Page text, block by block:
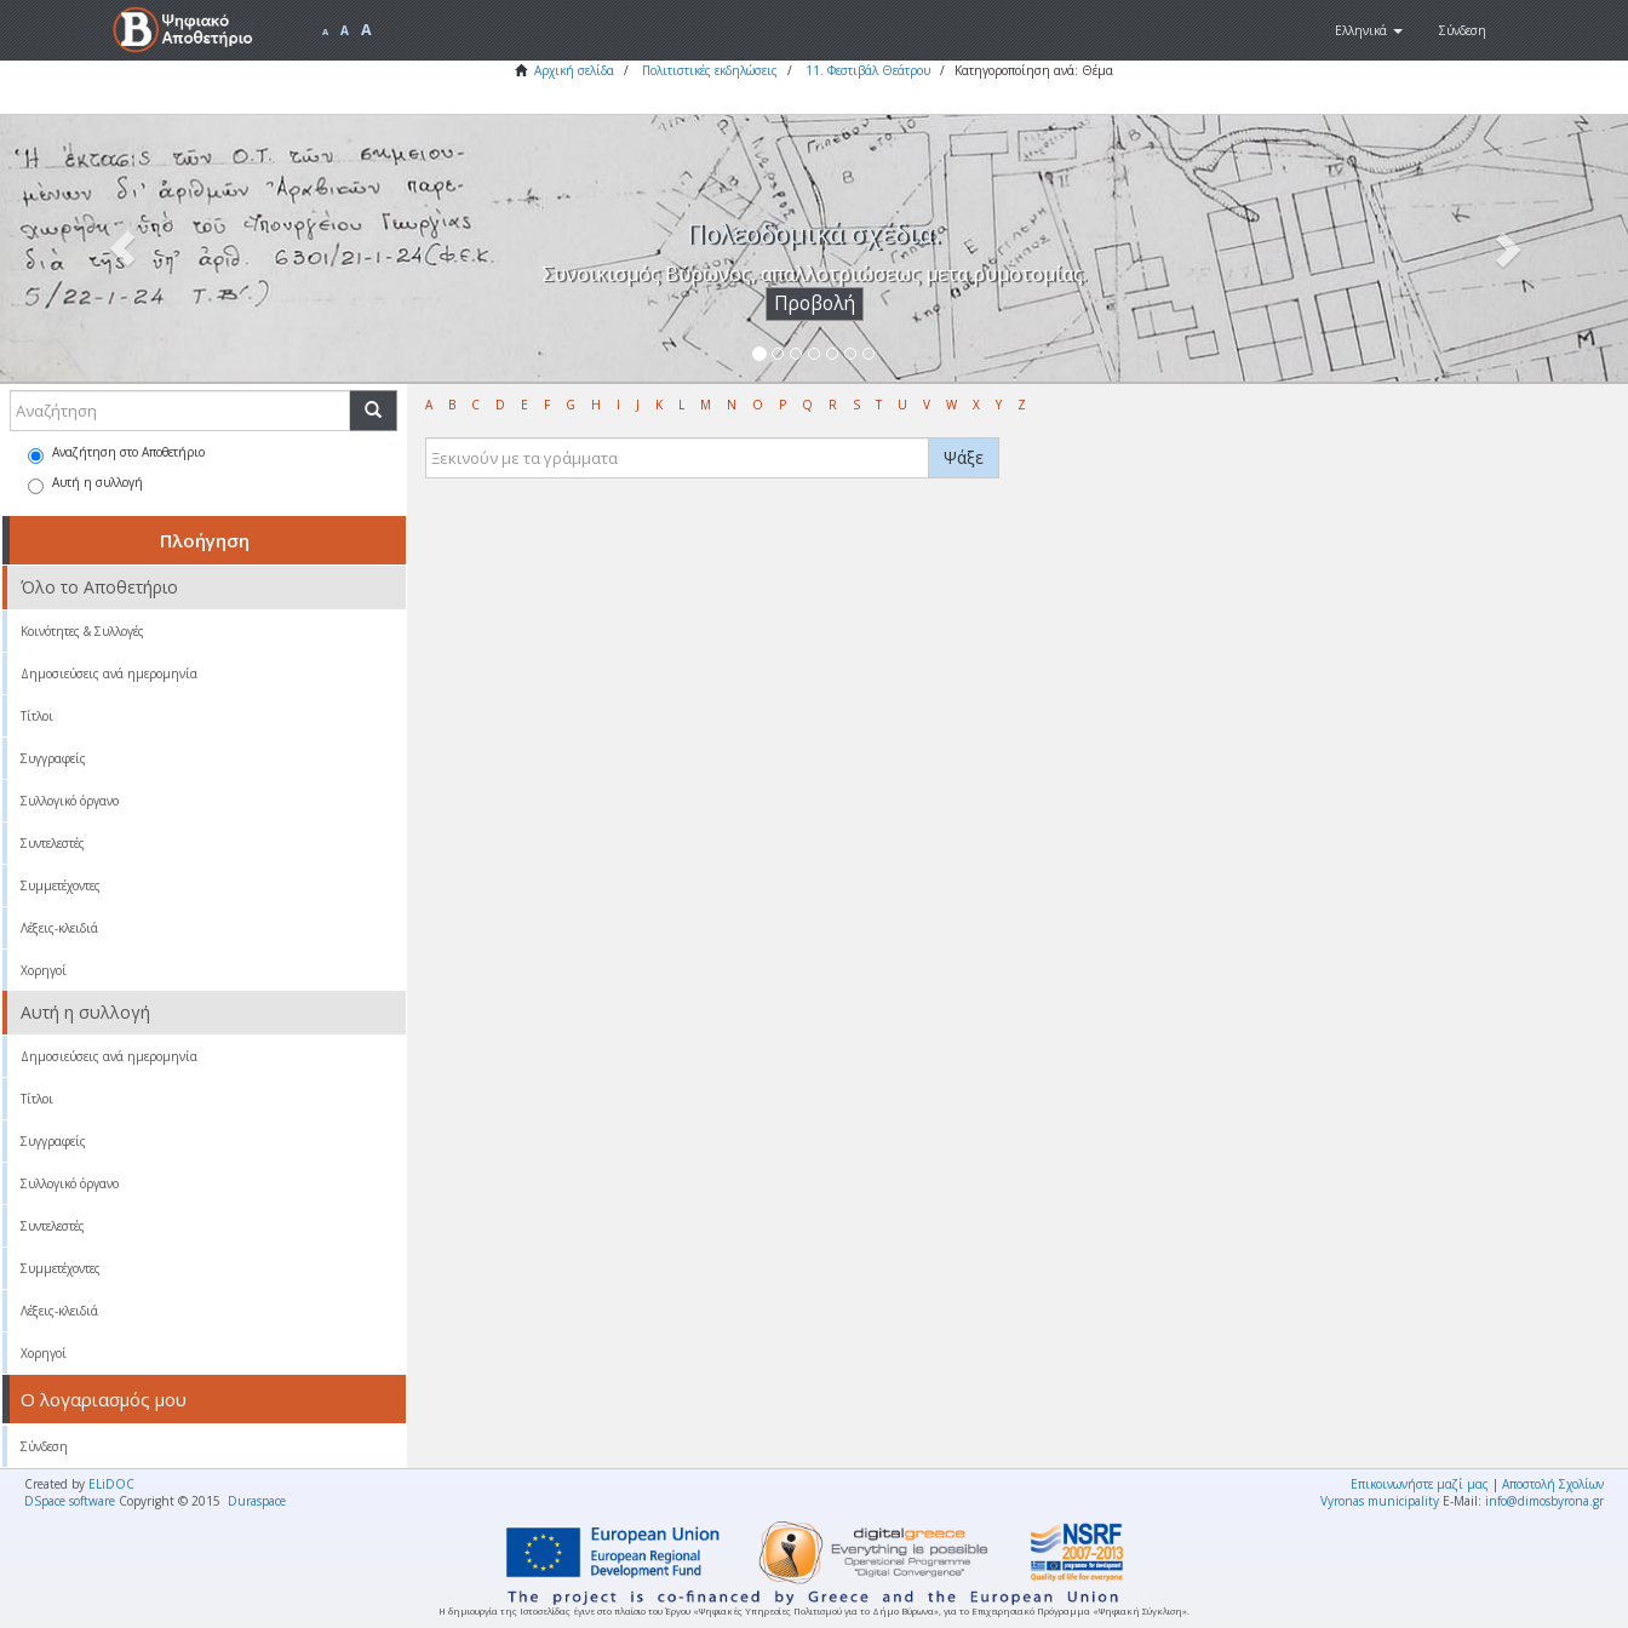
A A A Ελληνικά Σύνδεση
Αρχική σελίδα Πολιτιστικές εκδηλώσεις 11. Φεστιβάλ Θεάτρου Κατηγοροποίηση ανά: Θέμα
Πολεοδομικά σχέδια.
Συνοικισμός Βύρωνος, απαλλοτριώσεως μετα ρυμοτομίας.
Προβολή
Next
A B C D E F G H I J K L M N O P Q R S T U V W X Y Z
Ψάξε
Αναζήτηση στο Αποθετήριο
Αυτή η συλλογή
Πλοήγηση
Όλο το Αποθετήριο
Κοινότητες & Συλλογές
Δημοσιεύσεις ανά ημερομηνία
Τίτλοι
Συγγραφείς
Συλλογικό όργανο
Συντελεστές
Συμμετέχοντες
Λέξεις-κλειδιά
Χορηγοί
Αυτή η συλλογή
Δημοσιεύσεις ανά ημερομηνία
Τίτλοι
Συγγραφείς
Συλλογικό όργανο
Συντελεστές
Συμμετέχοντες
Λέξεις-κλειδιά
Χορηγοί
Ο λογαριασμός μου
Σύνδεση
Επικοινωνήστε μαζί μας | Αποστολή Σχολίων
Vyronas municipality E-Mail: info@dimosbyrona.gr
Created by ELiDOC
DSpace software Copyright © 2015 Duraspace
Η δημιουργία της Ιστοσελίδας έγινε στο πλαίσιο του Έργου «Ψηφιακές Υπηρεσίες Πολιτισμού για το Δήμο Βύρωνα», για το Επιχειρησιακό Πρόγραμμα «Ψηφιακή Σύγκλιση».